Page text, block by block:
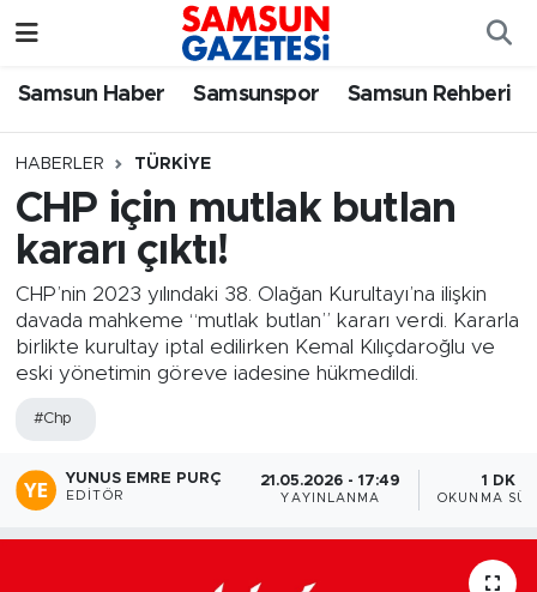
Samsun Haber Samsunspor Samsun Rehberi
HABERLER TÜRKIYE
CHP için mutlak butlan
kararı çıktı!
CHP’nin 2023 yılındaki 38. Olağan Kurultayı’na ilişkin
davada mahkeme “mutlak butlan” kararı verdi. Kararla
birlikte kurultay iptal edilirken Kemal Kılıçdaroğlu ve
eski yönetimin göreve iadesine hükmedildi.
#Chp
YUNUS EMRE PURÇ
EDITÖR
21.05.2026 - 17:49
YAYINLANMA
1 DK
OKUNMA
Samsun Haber
Samsunspor
Samsun Rehberi
Resmi İlanlar
Samsun Nöbetçi Eczaneler
Samsun Hava Durumu
SAMSUN Namaz Vakitleri
Samsun Trafik Yoğunluk Haritası
Süper Lig Puan Durumu ve Fikstür